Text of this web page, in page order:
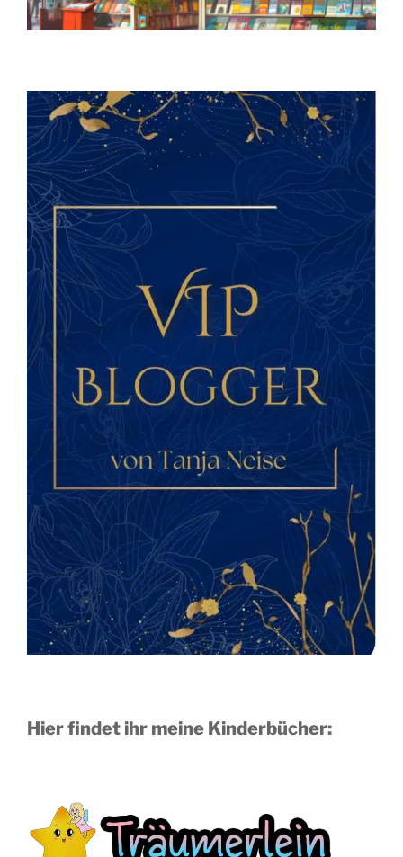
Hier findet ihr meine Kinderbücher: